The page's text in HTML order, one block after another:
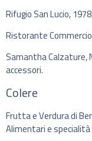
Rifugio San Lucio,
Ristorante
Samantha Calzature,
accessori.
Colere
Frutta e Verdura di
Alimentari e